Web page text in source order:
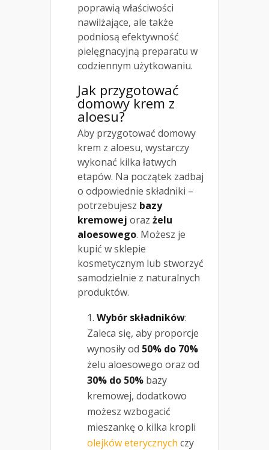
poprawią właściwości
nawilżające, ale także
podniosą efektywność
pielęgnacyjną preparatu w
codziennym użytkowaniu.
Jak przygotować
domowy krem z
aloesu?
Aby przygotować domowy
krem z aloesu, wystarczy
wykonać kilka łatwych
etapów. Na początek zadbaj
o odpowiednie składniki –
potrzebujesz bazy
kremowej oraz żelu
aloesowego. Możesz je
kupić w sklepie
kosmetycznym lub stworzyć
samodzielnie z naturalnych
produktów.
Wybór składników:
Zaleca się, aby proporcje
wynosiły od 50% do 70%
żelu aloesowego oraz od
30% do 50% bazy
kremowej, dodatkowo
możesz wzbogacić
mieszankę o kilka kropli
olejków eterycznych czy